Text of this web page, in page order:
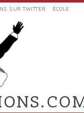
SUR TWITTER ÉCOLE